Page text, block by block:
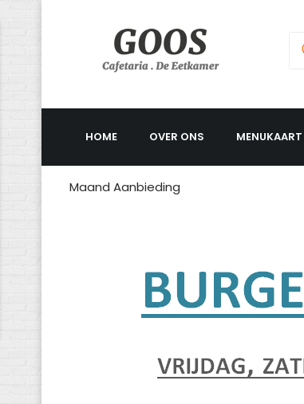
HOME OVER ONS MENUKAART
Maand Aanbieding